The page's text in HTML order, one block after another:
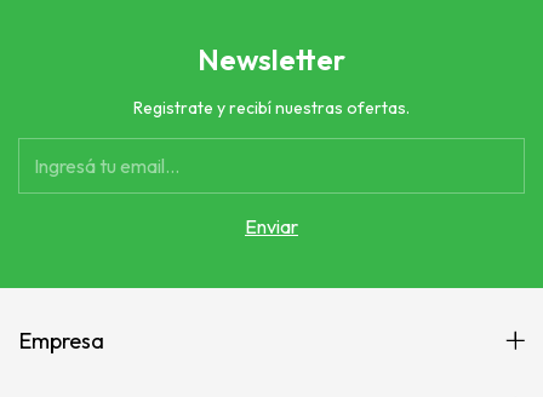
Newsletter
Registrate y recibí nuestras ofertas.
Empresa